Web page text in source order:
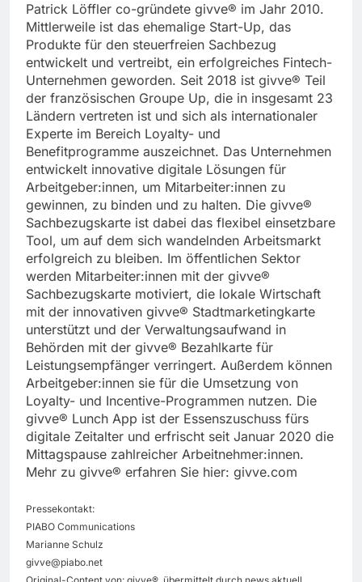
Patrick Löffler co-gründete givve® im Jahr 2010.
Mittlerweile ist das ehemalige Start-Up, das
Produkte für den steuerfreien Sachbezug
entwickelt und vertreibt, ein erfolgreiches Fintech-
Unternehmen geworden. Seit 2018 ist givve® Teil
der französischen Groupe Up, die in insgesamt 23
Ländern vertreten ist und sich als internationaler
Experte im Bereich Loyalty- und
Benefitprogramme auszeichnet. Das Unternehmen
entwickelt innovative digitale Lösungen für
Arbeitgeber:innen, um Mitarbeiter:innen zu
gewinnen, zu binden und zu halten. Die givve®
Sachbezugskarte ist dabei das flexibel einsetzbare
Tool, um auf dem sich wandelnden Arbeitsmarkt
erfolgreich zu bleiben. Im öffentlichen Sektor
werden Mitarbeiter:innen mit der givve®
Sachbezugskarte motiviert, die lokale Wirtschaft
mit der innovativen givve® Stadtmarketingkarte
unterstützt und der Verwaltungsaufwand in
Behörden mit der givve® Bezahlkarte für
Leistungsempfänger verringert. Außerdem können
Arbeitgeber:innen sie für die Umsetzung von
Loyalty- und Incentive-Programmen nutzen. Die
givve® Lunch App ist der Essenszuschuss fürs
digitale Zeitalter und erfrischt seit Januar 2020 die
Mittagspause zahlreicher Arbeitnehmer:innen.
Mehr zu givve® erfahren Sie hier: givve.com
Pressekontakt:
PIABO Communications
Marianne Schulz
givve@piabo.net